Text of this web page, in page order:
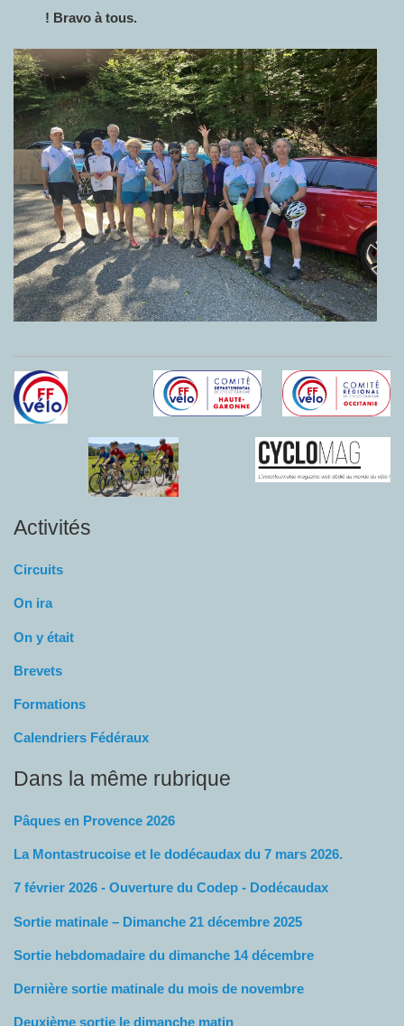
! Bravo à tous.
Activités
Circuits
On ira
On y était
Brevets
Formations
Calendriers Fédéraux
Dans la même rubrique
Pâques en Provence 2026
La Montastrucoise et le dodécaudax du 7 mars 2026.
7 février 2026 - Ouverture du Codep - Dodécaudax
Sortie matinale – Dimanche 21 décembre 2025
Sortie hebdomadaire du dimanche 14 décembre
Dernière sortie matinale du mois de novembre
Deuxième sortie le dimanche matin